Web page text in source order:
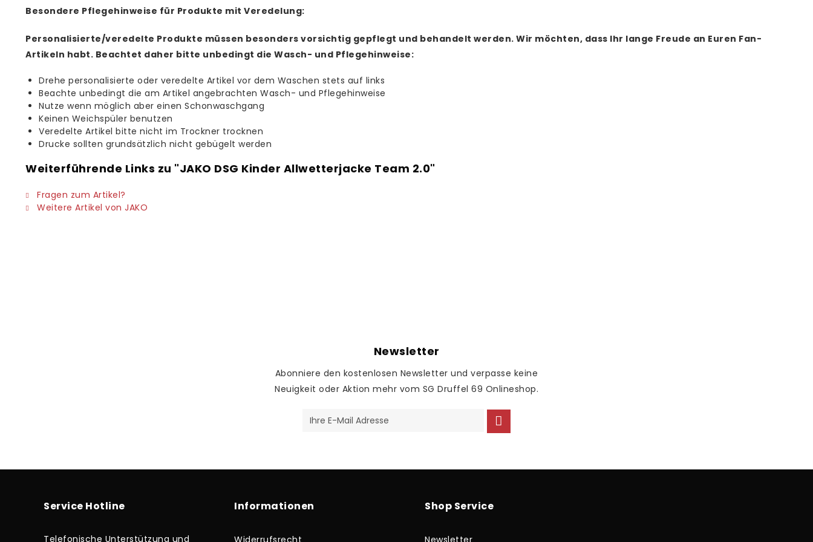
Besondere Pflegehinweise für Produkte mit Veredelung:
Personalisierte/veredelte Produkte müssen besonders vorsichtig gepflegt und behandelt werden. Wir möchten, dass Ihr lange Freude an Euren Fan-
Artikeln habt. Beachtet daher bitte unbedingt die Wasch- und Pflegehinweise:
Drehe personalisierte oder veredelte Artikel vor dem Waschen stets auf links
Beachte unbedingt die am Artikel angebrachten Wasch- und Pflegehinweise
Nutze wenn möglich aber einen Schonwaschgang
Keinen Weichspüler benutzen
Veredelte Artikel bitte nicht im Trockner trocknen
Drucke sollten grundsätzlich nicht gebügelt werden
Weiterführende Links zu "JAKO DSG Kinder Allwetterjacke Team 2.0"
Fragen zum Artikel?
Weitere Artikel von JAKO
Newsletter
Abonniere den kostenlosen Newsletter und verpasse keine
Neuigkeit oder Aktion mehr vom SG Druffel 69 Onlineshop.
Service Hotline
Telefonische Unterstützung und
Informationen
Widerrufsrecht
Shop Service
Newsletter